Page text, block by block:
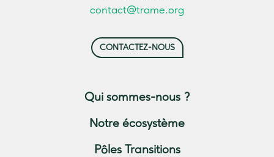
contact@trame.org
CONTACTEZ-NOUS
Qui sommes-nous ?
Notre écosystème
Pôles Transitions